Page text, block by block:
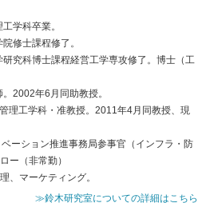
学科卒業。
修士課程修了。
究科博士課程経営工学専攻修了。博士（工
2002年6月同助教授。
理工学科・准教授。2011年4月同教授、現
ーション推進事務局参事官（インフラ・防
ー（非常勤）
、マーケティング。
≫鈴木研究室についての詳細はこちら